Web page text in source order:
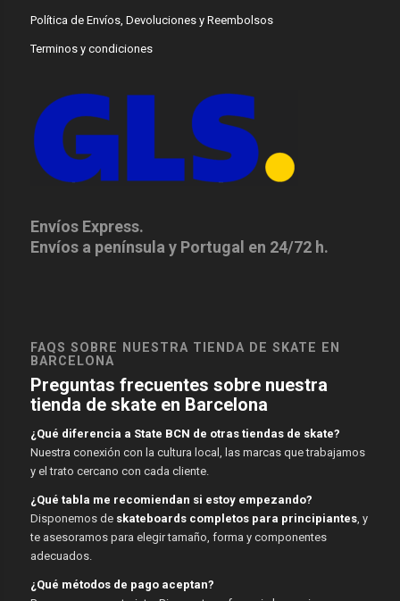
Política de Envíos, Devoluciones y Reembolsos
Terminos y condiciones
Envíos Express.
Envíos a península y Portugal en 24/72 h.
FAQS SOBRE NUESTRA TIENDA DE SKATE EN
BARCELONA
Preguntas frecuentes sobre nuestra
tienda de skate en Barcelona
¿Qué diferencia a State BCN de otras tiendas de skate?
Nuestra conexión con la cultura local, las marcas que trabajamos
y el trato cercano con cada cliente.
¿Qué tabla me recomiendan si estoy empezando?
Disponemos de skateboards completos para principiantes, y
te asesoramos para elegir tamaño, forma y componentes
adecuados.
¿Qué métodos de pago aceptan?